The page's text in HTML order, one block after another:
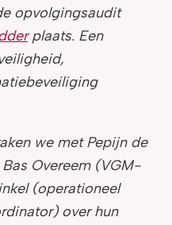
opvolgingsaudit
plaats. Een
we met Pepijn de
Overeem (VGM-
(operationeel
over hun